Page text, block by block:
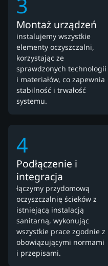
3
Montaż urządzeń
instalujemy wszystkie
elementy oczyszczalni,
korzystając ze
sprawdzonych technologii
i materiałów, co zapewnia
stabilność i trwałość
systemu.
4
Podłączenie i
integracja
łączymy przydomową
oczyszczalnię ścieków z
istniejącą instalacją
sanitarną, wykonując
wszystkie prace zgodnie z
obowiązującymi normami
i przepisami.